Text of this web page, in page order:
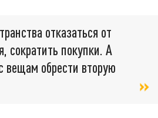
отказаться от
сократить покупки. А
вещам обрести вторую